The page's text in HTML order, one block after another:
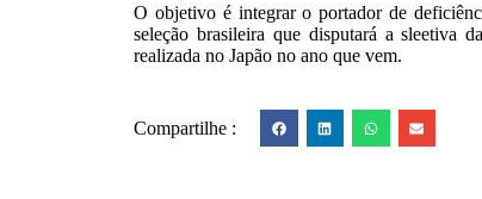
O objetivo é integrar o portador de
seleção brasileira que disputará a sleetiva
realizada no Japão no ano que vem.
Compartilhe :